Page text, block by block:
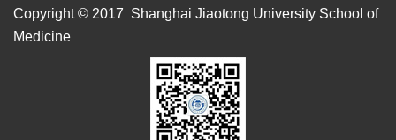
Copyright © 2017 Shanghai Jiaotong University School of
Medicine